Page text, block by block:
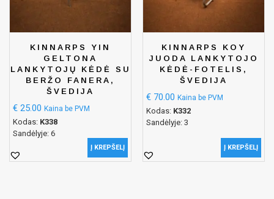
KINNARPS YIN
GELTONA
LANKYTOJŲ KĖDĖ SU
BERŽO FANERA,
ŠVEDIJA
€ 25.00 Kaina be PVM
Kodas: K338
Sandėlyje: 6
Į KREPŠELĮ
KINNARPS KOY
JUODA LANKYTOJO
KĖDĖ-FOTELIS,
ŠVEDIJA
€ 70.00 Kaina be PVM
Kodas: K332
Sandėlyje: 3
Į KREPŠELĮ